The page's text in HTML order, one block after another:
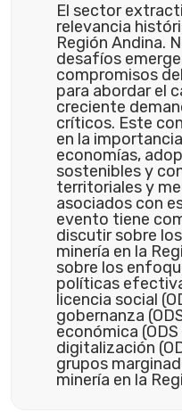
El sector
relevancia
Región Andina.
desafíos
compromisos
para abordar el
creciente
críticos. Este
en la
economías,
sostenibles y
territoriales y
asociados con
evento tiene
discutir sobre
minería en la
sobre los
políticas
licencia social
gobernanza
económica (ODS
digitalización
grupos
minería en la